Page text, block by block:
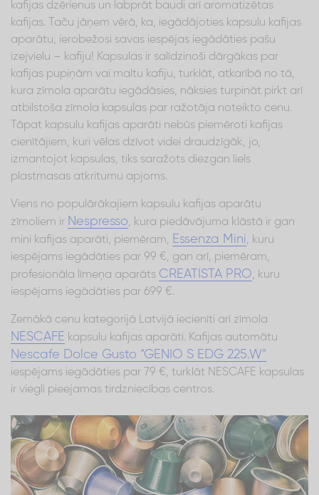
kafijas dzērienus un labprāt baudi arī aromatizētas
kafijas. Taču jāņem vērā, ka, iegādājoties kapsulu kafijas
aparātu, ierobežosi savas iespējas iegādāties pašu
izejvielu – kafiju! Kapsulas ir salīdzinoši dārgākas par
kafijas pupiņām vai maltu kafiju, turklāt, atkarībā no tā,
kura zīmola aparātu iegādāsies, nāksies turpināt pirkt arī
atbilstoša zīmola kapsulas par ražotāja noteikto cenu.
Tāpat kapsulu kafijas aparāti nebūs piemēroti kafijas
cienītājiem, kuri vēlas dzīvot videi draudzīgāk, jo,
izmantojot kapsulas, tiks saražots diezgan liels
plastmasas atkritumu apjoms.
Viens no populārākajiem kapsulu kafijas aparātu
zīmoliem ir Nespresso, kura piedāvājuma klāstā ir gan
mini kafijas aparāti, piemēram, Essenza Mini, kuru
iespējams iegādāties par 99 €, gan arī, piemēram,
profesionāla līmeņa aparāts CREATISTA PRO, kuru
iespējams iegādāties par 699 €.
Zemākā cenu kategorijā Latvijā iecienīti arī zīmola
NESCAFE kapsulu kafijas aparāti. Kafijas automātu
Nescafe Dolce Gusto “GENIO S EDG 225.W”
iespējams iegādāties par 79 €, turklāt NESCAFE kapsulas
ir viegli pieejamas tirdzniecības centros.